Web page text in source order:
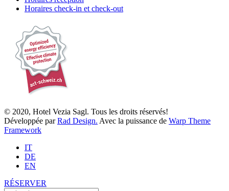
Horaires check-in et check-out
© 2020, Hotel Vezia Sagl. Tous les droits réservés!
Développée parRad Design. Avec la puissance de Warp Theme
Framework
IT
DE
EN
RÉSERVER